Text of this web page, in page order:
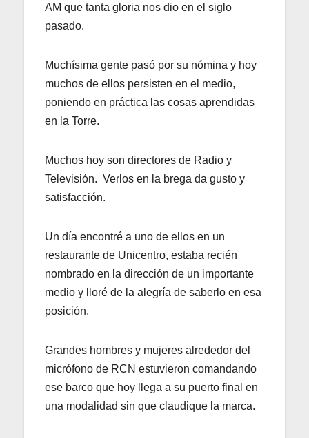
AM que tanta gloria nos dio en el siglo
pasado.
Muchísima gente pasó por su nómina y hoy
muchos de ellos persisten en el medio,
poniendo en práctica las cosas aprendidas
en la Torre.
Muchos hoy son directores de Radio y
Televisión. Verlos en la brega da gusto y
satisfacción.
Un día encontré a uno de ellos en un
restaurante de Unicentro, estaba recién
nombrado en la dirección de un importante
medio y lloré de la alegría de saberlo en esa
posición.
Grandes hombres y mujeres alrededor del
micrófono de RCN estuvieron comandando
ese barco que hoy llega a su puerto final en
una modalidad sin que claudique la marca.